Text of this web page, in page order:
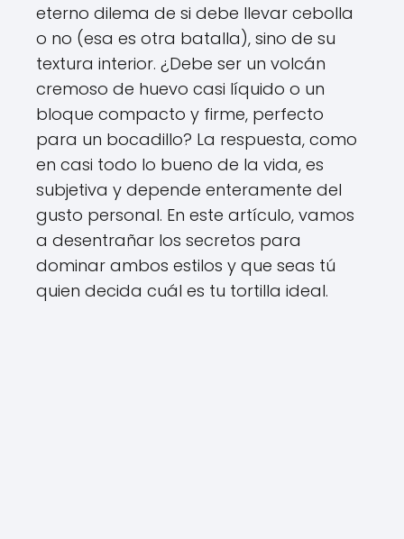
eterno dilema de si debe llevar cebolla
o no (esa es otra batalla), sino de su
textura interior. ¿Debe ser un volcán
cremoso de huevo casi líquido o un
bloque compacto y firme, perfecto
para un bocadillo? La respuesta, como
en casi todo lo bueno de la vida, es
subjetiva y depende enteramente del
gusto personal. En este artículo, vamos
a desentrañar los secretos para
dominar ambos estilos y que seas tú
quien decida cuál es tu tortilla ideal.